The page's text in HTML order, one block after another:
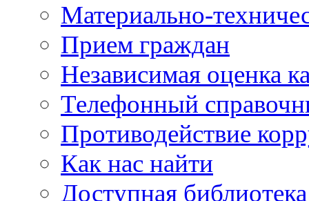
Материально-
Прием граждан
Независимая оценка
Телефонный
Противодействие
Как нас найти
Доступная библиотека